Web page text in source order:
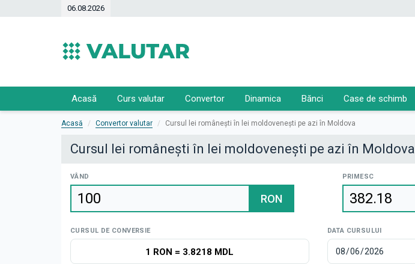
06.08.2026
Acasă Curs valutar Convertor Dinamica Bănci Case de schimb
Acasă Convertor valutar Cursul lei românești în lei moldovenești pe azi în Moldova
Cursul lei românești în lei moldovenești pe azi în Moldova
VÂND
RON
PRIMESC
CURSUL DE CONVERSIE
1 RON = 3.8218 MDL
DATA CURSULUI